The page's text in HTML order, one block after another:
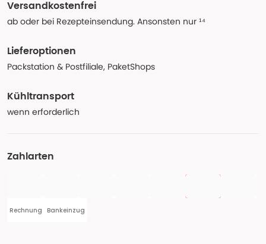
Versandkostenfrei
ab oder bei Rezepteinsendung. Ansonsten nur ¹⁴
Lieferoptionen
Packstation & Postfiliale, PaketShops
Kühltransport
wenn erforderlich
Zahlarten
Rechnung Bankeinzug